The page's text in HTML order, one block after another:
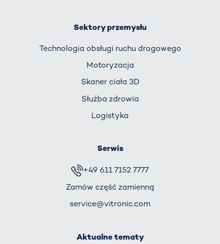
Sektory przemysłu
Technologia obsługi ruchu drogowego
Motoryzacja
Skaner ciała 3D
Służba zdrowia
Logistyka
Serwis
+49 611 7152 7777
Zamów część zamienną
service@vitronic.com
Aktualne tematy